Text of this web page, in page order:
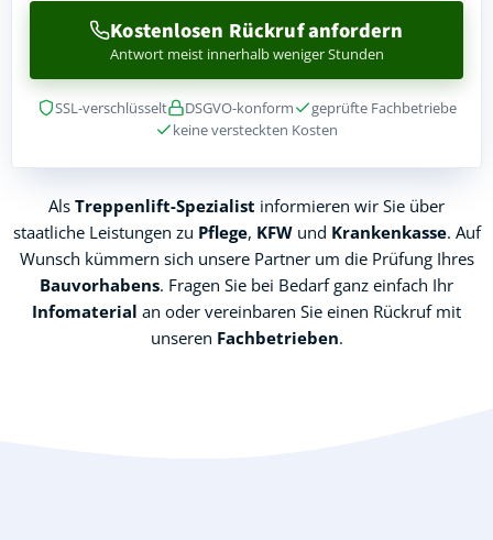
Kostenlosen Rückruf anfordern
Antwort meist innerhalb weniger Stunden
SSL-verschlüsselt DSGVO-konform
geprüfte Fachbetriebe
keine versteckten Kosten
Als Treppenlift-Spezialist informieren wir Sie über
staatliche Leistungen zu Pflege, KFWund Krankenkasse. Auf
Wunsch kümmern sich unsere Partner um die Prüfung Ihres
Bauvorhabens. Fragen Sie bei Bedarf ganz einfach Ihr
Infomaterial an oder vereinbaren Sie einen Rückruf mit
unseren Fachbetrieben.